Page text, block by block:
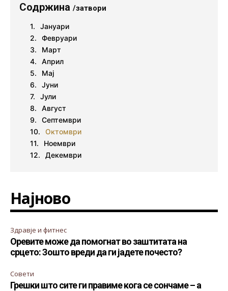
Содржина /затвори
Јануари
Февруари
Март
Април
Мај
Јуни
Јули
Август
Септември
Октомври
Ноември
Декември
Најново
Здравје и фитнес
Оревите може да помогнат во заштитата на
срцето: Зошто вреди да ги јадете почесто?
Совети
Грешки што сите ги правиме кога се сончаме – а